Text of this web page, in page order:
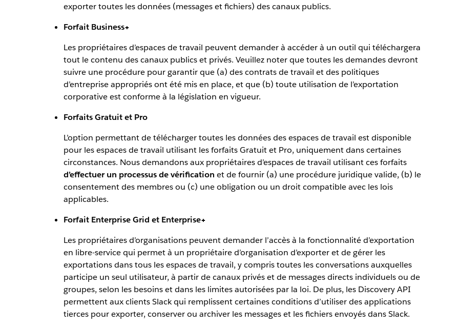
exporter toutes les données (messages et fichiers) des canaux publics.
Forfait Business+
Les propriétaires d’espaces de travail peuvent demander à accéder à un outil qui téléchargera
tout le contenu des canaux publics et privés. Veuillez noter que toutes les demandes devront
suivre une procédure pour garantir que (a) des contrats de travail et des politiques
d’entreprise appropriés ont été mis en place, et que (b) toute utilisation de l’exportation
corporative est conforme à la législation en vigueur.
Forfaits Gratuit et Pro
L’option permettant de télécharger toutes les données des espaces de travail est disponible
pour les espaces de travail utilisant les forfaits Gratuit et Pro, uniquement dans certaines
circonstances. Nous demandons aux propriétaires d’espaces de travail utilisant ces forfaits
d’effectuer un processus de vérification et de fournir (a) une procédure juridique valide, (b) le
consentement des membres ou (c) une obligation ou un droit compatible avec les lois
applicables.
Forfait Enterprise Grid et Enterprise+
Les propriétaires d’organisations peuvent demander l’accès à la fonctionnalité d’exportation
en libre-service qui permet à un propriétaire d’organisation d’exporter et de gérer les
exportations dans tous les espaces de travail, y compris toutes les conversations auxquelles
participe un seul utilisateur, à partir de canaux privés et de messages directs individuels ou de
groupes, selon les besoins et dans les limites autorisées par la loi. De plus, les Discovery API
permettent aux clients Slack qui remplissent certaines conditions d’utiliser des applications
tierces pour exporter, conserver ou archiver les messages et les fichiers envoyés dans Slack.